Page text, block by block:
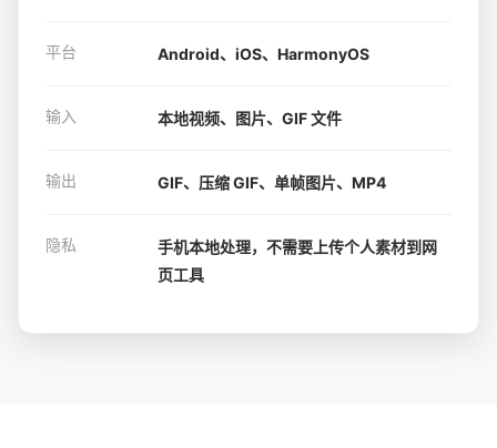
平台 Android、iOS、HarmonyOS
输入 本地视频、图片、GIF 文件
输出 GIF、压缩 GIF、单帧图片、MP4
隐私
手机本地处理，不需要上传个人素材到网
页工具